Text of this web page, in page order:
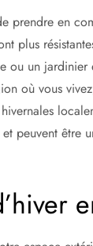
prendre en
plus
ou un
où vous
peuvent être